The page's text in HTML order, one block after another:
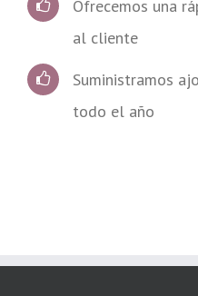
Ofrecemos una
al cliente
Suministramos
todo el año